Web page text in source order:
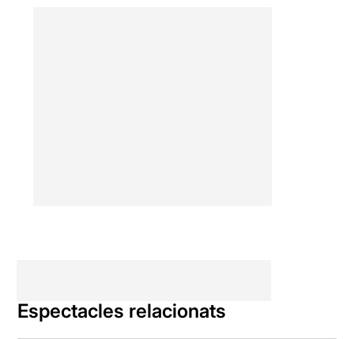
Espectacles relacionats